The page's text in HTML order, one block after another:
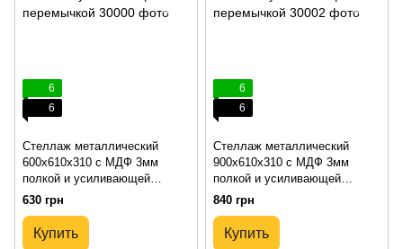
6
6
Стеллаж металлический
600х610х310 с МДФ 3мм
полкой и усиливающей
перемычкой
630 грн
Купить
6
6
Стеллаж металлический
900х610х310 с МДФ 3мм
полкой и усиливающей
перемычкой
840 грн
Купить